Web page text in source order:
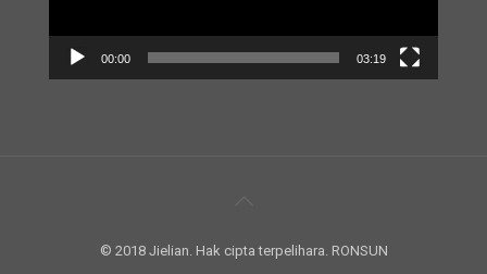
00:00 03:19
© 2018 Jielian. Hak cipta terpelihara. RONSUN